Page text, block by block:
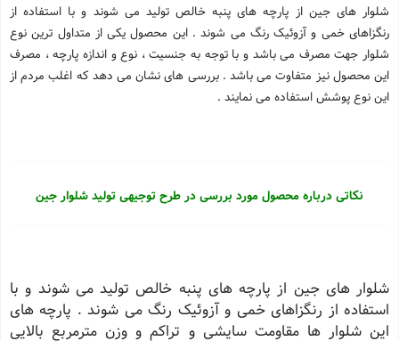
شلوار های جین از پارچه های پنبه خالص تولید می شوند و با استفاده از
رنگزاهای خمی و آزوئیک رنگ می شوند . این محصول یکی از متداول ترین نوع
شلوار جهت مصرف می باشد و با توجه به جنسیت ، نوع و اندازه پارچه ، مصرف
این محصول نیز متفاوت می باشد . بررسی های نشان می دهد که اغلب مردم از
این نوع پوشش استفاده می نمایند .
نکاتی درباره محصول مورد بررسی در طرح توجیهی تولید شلوار جین
شلوار های جین از پارچه های پنبه خالص تولید می شوند و با
استفاده از رنگزاهای خمی و آزوئیک رنگ می شوند . پارچه های
این شلوار ها مقاومت سایشی و تراکم و وزن مترمربع بالایی